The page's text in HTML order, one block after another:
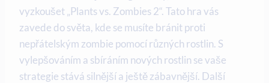
vyzkoušet „Plants vs. Zombies 2“. Tato hra vás
zavede do světa, kde se musíte bránit proti
nepřátelským zombie pomocí různých rostlin. S
vylepšováním a sbíráním nových rostlin se vaše
strategie stává silnější a ještě zábavnější. Další